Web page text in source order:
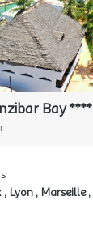
Bay ****
Lyon Marseille